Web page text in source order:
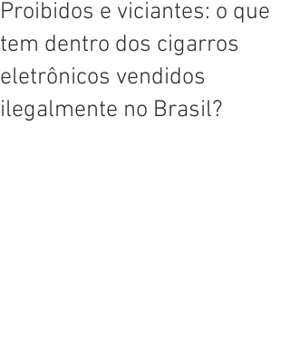
Proibidos e viciantes: o que
tem dentro dos cigarros
eletrônicos vendidos
ilegalmente no Brasil?